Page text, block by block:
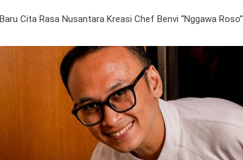
Cita Rasa Nusantara Kreasi Chef Benvi “Nggawa Roso”